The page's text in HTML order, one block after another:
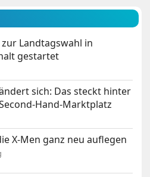
Landtagswahl in
gestartet
sich: Das steckt hinter
Hand-Marktplatz
X-Men ganz neu auflegen